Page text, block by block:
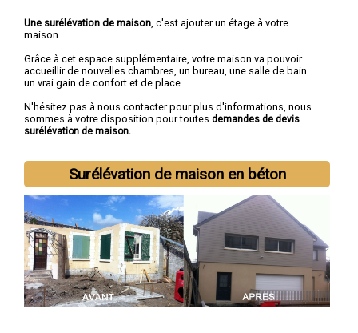
Une surélévation de maison , c'est ajouter un étage à votre
maison.
Grâce à cet espace supplémentaire, votre maison va pouvoir
accueillir de nouvelles chambres, un bureau, une salle de bain…
un vrai gain de confort et de place.
N'hésitez pas à nous contacter pour plus d'informations, nous
sommes à votre disposition pour toutes demandes de devis
surélévation de maison.
Surélévation de maison en béton